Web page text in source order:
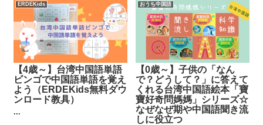
ERDEKids
【4歳～】台湾中国語単語
ビンゴで中国語単語を覚え
よう（ERDEKids無料ダウ
ンロード教具）
...
おうち中国語
【0歳～】子供の「なん
で？どうして？」に答えて
くれる台湾中国語絵本「寶
寶好奇問媽媽」シリーズ☆
なぜなぜ期や中国語聞き流
しに役立つ